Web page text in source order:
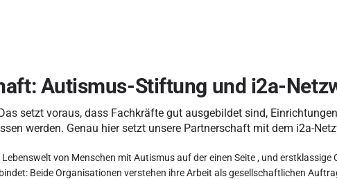
Autismus-Stiftung und i2a-
setzt voraus, dass Fachkräfte gut ausgebildet sind,
werden. Genau hier setzt unsere Partnerschaft mit dem i2a-
von Menschen mit Autismus auf der einen Seite , und erstklassige
Beide Organisationen verstehen ihre Arbeit als gesellschaftlichen